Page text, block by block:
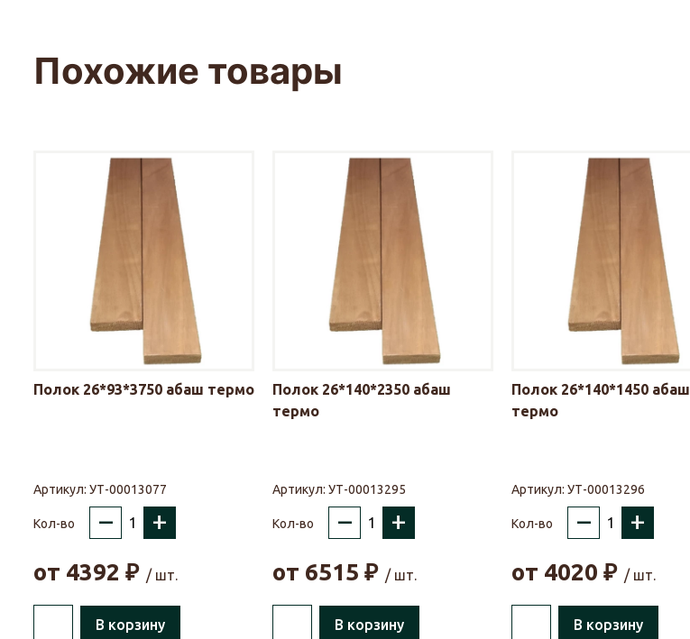
Похожие товары
Полок 26*93*3750 абаш термо
Артикул: УТ-00013077
Кол-во – +
от 4392 ₽ / шт.
В корзину
Полок 26*140*2350 абаш
термо
Артикул: УТ-00013295
Кол-во – +
от 6515 ₽ / шт.
В корзину
Полок 26*140*1450 абаш
термо
Артикул: УТ-00013296
Кол-во – +
от 4020 ₽ / шт.
В корзину